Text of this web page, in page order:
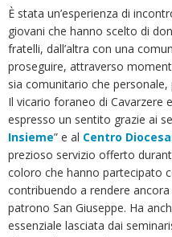
È stata un’esperienza di
giovani che hanno scelto di
fratelli, dall’altra con una
proseguire, attraverso
sia comunitario che
Il vicario foraneo di Cavarzere
espresso un sentito grazie ai
Insieme” e al Centro
prezioso servizio offerto
coloro che hanno partecipato
contribuendo a rendere
patrono San Giuseppe. Ha
essenziale lasciata dai